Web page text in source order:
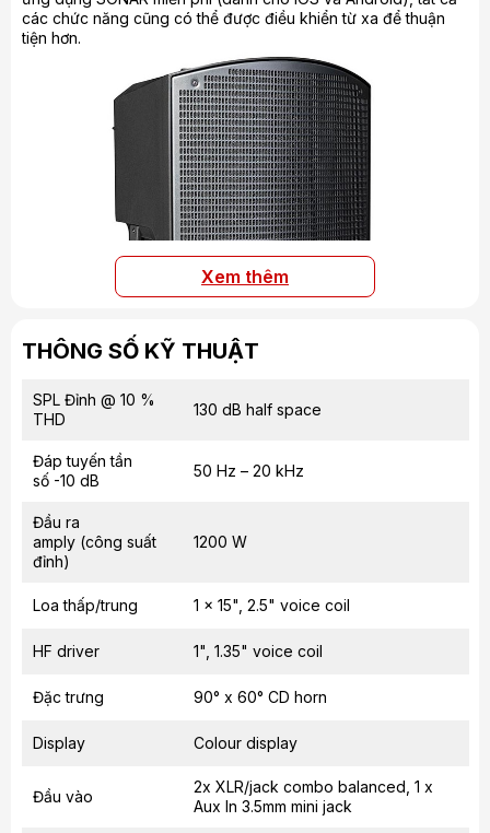
các chức năng cũng có thể được điều khiển từ xa để thuận
tiện hơn.
Xem thêm
THÔNG SỐ KỸ THUẬT
SPL Đỉnh @ 10 %
THD
130 dB half space
Đáp tuyến tần
số -10 dB
50 Hz – 20 kHz
Đầu ra
amply (công suất
đỉnh)
1200 W
Loa thấp/trung 1 x 15", 2.5" voice coil
HF driver 1", 1.35" voice coil
Đặc trưng 90° x 60° CD horn
Display Colour display
Đầu vào
2x XLR/jack combo balanced, 1 x
Aux In 3.5mm mini jack